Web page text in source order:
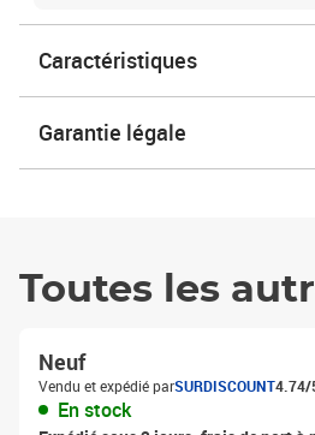
Caractéristiques
Garantie légale
Toutes les
Neuf
Vendu et expédié parSURDISCOUNT4.74/
En stock